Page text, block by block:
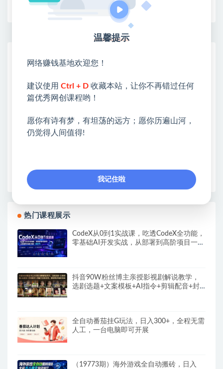
收藏
❤本站：本站整合多方资源站，主要面向互联网创业
类&副业类，资源丰富 物超所值。
各种项目 + 提升网创认知。
❤本站为众多团队提供了重要价值，也为众多创业者
早为您提供丰盛价值。祝您前程似锦！
热门课程展示
CodeX从0到1实战课，吃透CodeX全功能，
零基础AI开发实战，从部署到高阶项目一键
抖音90W粉丝博主亲授影视剧解说教学，
选剧选题+文案模板+AI指令+剪辑配音+封
全自动番茄挂G玩法，日入300+，全程无需
人工，一台电脑即可开展
（19773期）海外游戏全自动搬砖，日入
温馨提示
网络赚钱基地欢迎您！
建议使用 Ctrl + D 收藏本站，让你不再错过任何
篇优秀网创课程哟！
愿你有诗有梦，有坦荡的远方；愿你历遍山河，
仍觉得人间值得!
我记住啦